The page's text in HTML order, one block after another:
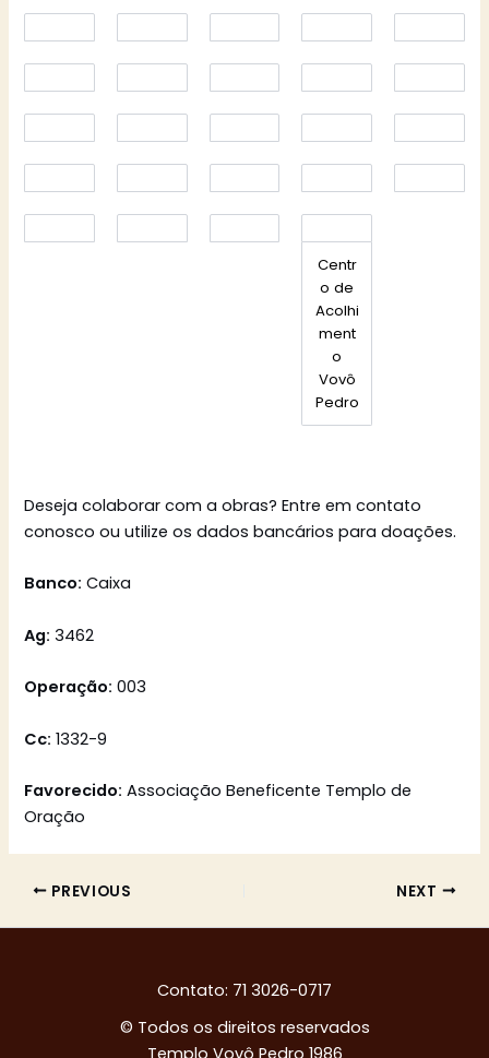
Centr
o de
Acolhi
ment
o
Vovô
Pedro
Deseja colaborar com a obras? Entre em contato
conosco ou utilize os dados bancários para doações.
Banco: Caixa
Ag: 3462
Operação: 003
Cc: 1332-9
Favorecido: Associação Beneficente Templo de
Oração
PREVIOUS NEXT
Contato: 71 3026-0717
© Todos os direitos reservados